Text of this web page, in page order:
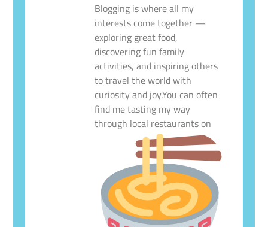
Blogging is where all my
interests come together —
exploring great food,
discovering fun family
activities, and inspiring others
to travel the world with
curiosity and joy.You can often
find me tasting my way
through local restaurants on